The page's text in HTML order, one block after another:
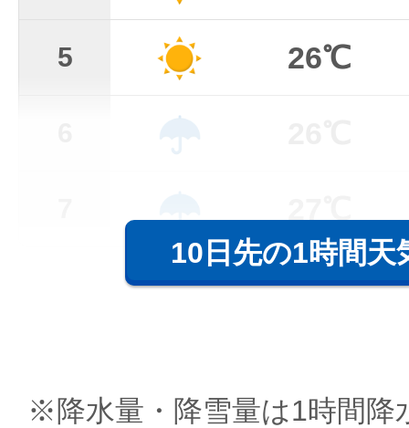
5 26℃
10日先の1時間天
※降水量・降雪量は1時間降